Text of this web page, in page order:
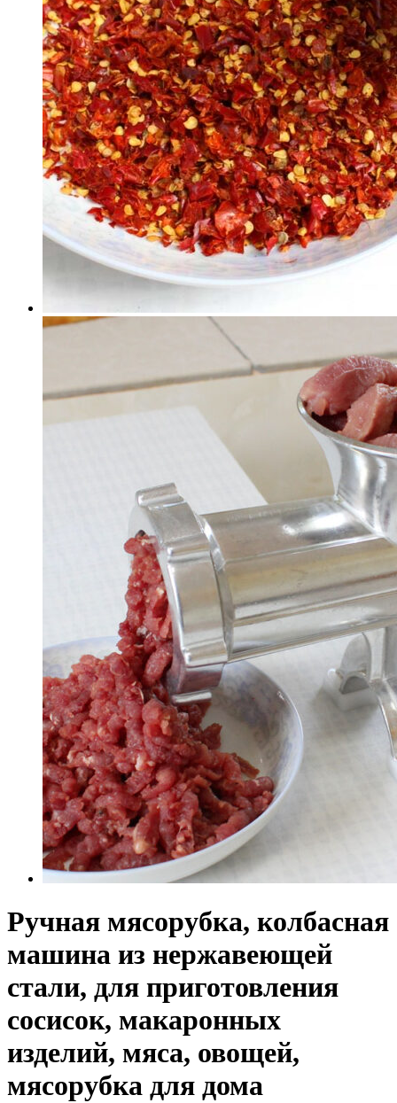
Ручная мясорубка, колбасная
машина из нержавеющей
стали, для приготовления
сосисок, макаронных
изделий, мяса, овощей,
мясорубка для дома